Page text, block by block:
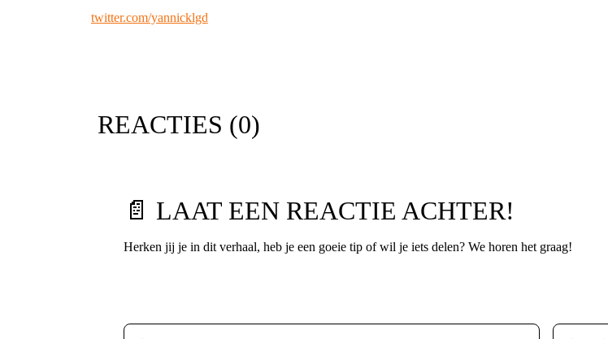
twitter.com/yannicklgd
REACTIES (0)
📄 LAAT EEN REACTIE ACHTER!
Herken jij je in dit verhaal, heb je een goeie tip of wil je iets delen? We horen het graag!